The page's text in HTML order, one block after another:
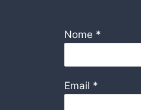
Nome *
Email *